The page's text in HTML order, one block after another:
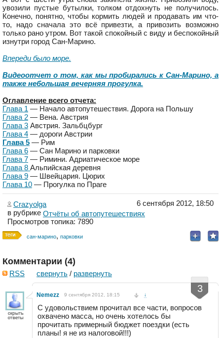
увозили пустые бутылки, толком отдохнуть не получилось.
Конечно, понятно, чтобы кормить людей и продавать им что-
то, надо сначала это всё привезти, а привозить возможно
только рано утром. Вот такой спокойный с виду и беспокойный
изнутри город Сан-Марино.
Впереди было море.
Видеоотчет о том, как мы пробирались к Сан-Марино, а
также небольшая вечерняя прогулка.
Оглавление всего отчета:
Глава 1 — Начало автопутешествия. Дорога на Польшу
Глава 2 — Вена. Австрия
Глава 3 Австрия. Зальбцбург
Глава 4 — дороги Австрии
Глава 5 — Рим
Глава 6 — Сан Марино и парковки
Глава 7 — Римини. Адриатическое море
Глава 8 Альпийская деревня
Глава 9 — Швейцария. Цюрих
Глава 10 — Прогулка по Праге
Crazyolga
6 сентября 2012, 18:50
в рубрике Отчёты об автопутешествиях
Просмотров топика: 7890
сан-марино, парковки
Комментарии (4)
RSS свернуть / развернуть
3
Nemezz 9 сентября 2012, 18:15 ↓
C удовольствием прочитал все части, вопросов
охвачено масса, но очень хотелось бы
прочитать примерный бюджет поездки (есть
планы! я не из налоговой!!!)